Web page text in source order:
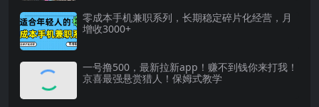
零成本手机兼职系列，长期稳定碎片化经营，月
增收3000+
一号撸500，最新拉新app！赚不到钱你来打我！
京喜最强悬赏猎人！保姆式教学